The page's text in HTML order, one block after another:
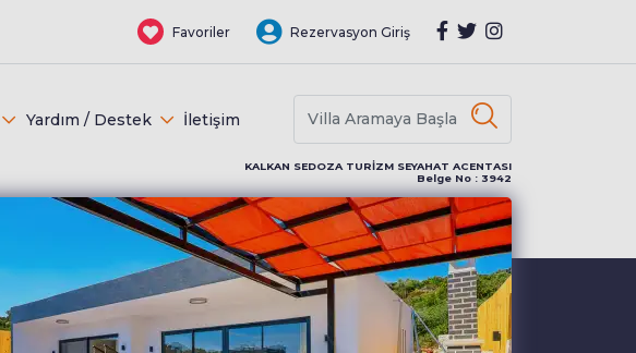
Favoriler Rezervasyon Giriş
Yardım / Destek İletişim
KALKAN SEDOZA TURİZM SEYAHAT ACENTASI
Belge No : 3942